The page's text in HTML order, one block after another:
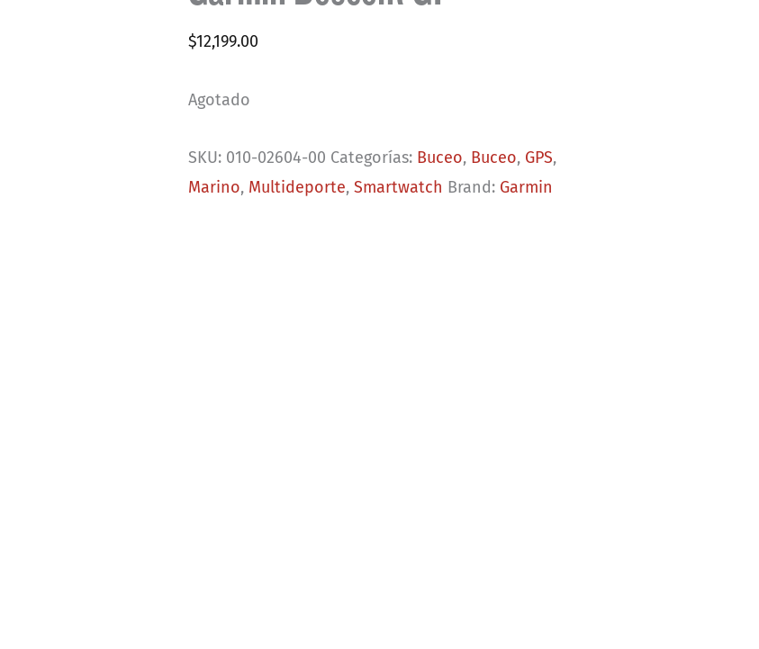
$12,199.00
Agotado
SKU: 010-02604-00 Categorías: Buceo, Buceo, GPS,
Marino, Multideporte,Smartwatch Brand: Garmin